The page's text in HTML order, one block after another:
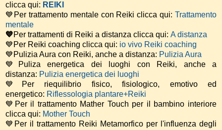
clicca qui: REIKI
💙Per trattamento mentale con Reiki clicca qui: Trattamento
mentale
💙Per trattamenti di Reiki a distanza clicca qui: A distanza
💙Per Reiki coaching clicca qui: io vivo Reiki coaching
💙Pulizia Aura con Reiki, anche a distanza: Pulizia Aura
💙Puliza energetica dei luoghi con Reiki, anche a
distanza: Pulizia energetica dei luoghi
💙Per riequilibrio fisico, fisiologico, emotivo ed
energetico: Riflessologia plantare+Reiki
💙Per il trattamento Mather Touch per il bambino interiore
clicca qui: Mother Touch
💙Per il trattamento Reiki Metamorfico per l'influenza degli